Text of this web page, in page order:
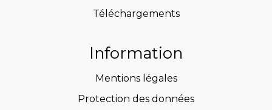
Téléchargements
Information
Mentions légales
Protection des données